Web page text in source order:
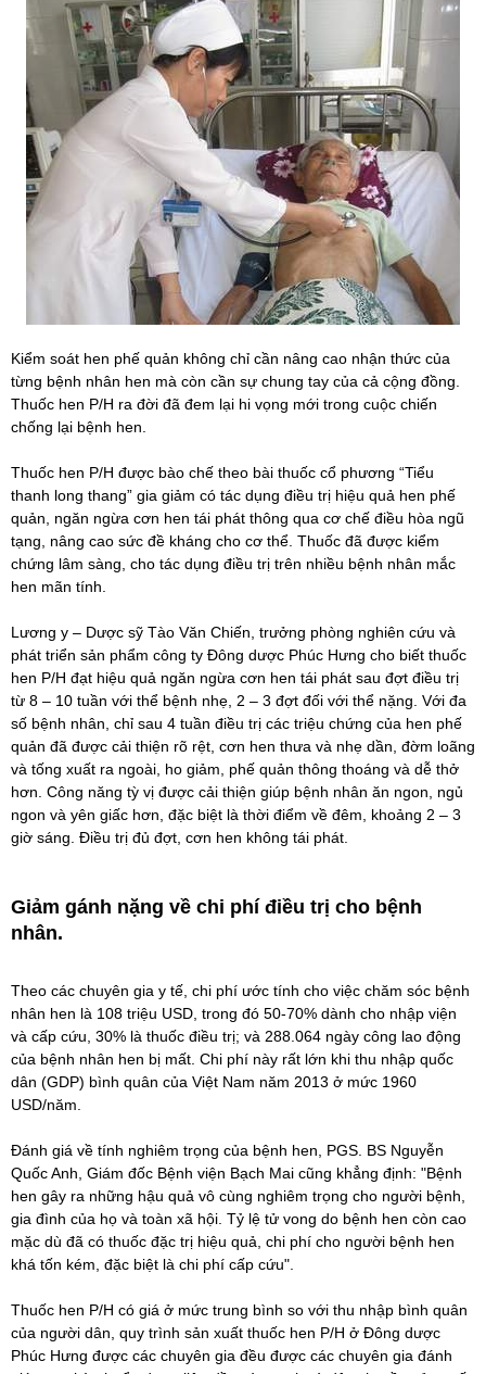
Kiểm soát hen phế quản không chỉ cần nâng cao nhận thức của
từng bệnh nhân hen mà còn cần sự chung tay của cả cộng đồng.
Thuốc hen P/H ra đời đã đem lại hi vọng mới trong cuộc chiến
chống lại bệnh hen.
Thuốc hen P/H được bào chế theo bài thuốc cổ phương “Tiểu
thanh long thang” gia giảm có tác dụng điều trị hiệu quả hen phế
quản, ngăn ngừa cơn hen tái phát thông qua cơ chế điều hòa ngũ
tạng, nâng cao sức đề kháng cho cơ thể. Thuốc đã được kiểm
chứng lâm sàng, cho tác dụng điều trị trên nhiều bệnh nhân mắc
hen mãn tính.
Lương y – Dược sỹ Tào Văn Chiến, trưởng phòng nghiên cứu và
phát triển sản phẩm công ty Đông dược Phúc Hưng cho biết thuốc
hen P/H đạt hiệu quả ngăn ngừa cơn hen tái phát sau đợt điều trị
từ 8 – 10 tuần với thể bệnh nhẹ, 2 – 3 đợt đối với thể nặng. Với đa
số bệnh nhân, chỉ sau 4 tuần điều trị các triệu chứng của hen phế
quản đã được cải thiện rõ rệt, cơn hen thưa và nhẹ dần, đờm loãng
và tống xuất ra ngoài, ho giảm, phế quản thông thoáng và dễ thở
hơn. Công năng tỳ vị được cải thiện giúp bệnh nhân ăn ngon, ngủ
ngon và yên giấc hơn, đặc biệt là thời điểm về đêm, khoảng 2 – 3
giờ sáng. Điều trị đủ đợt, cơn hen không tái phát.
Giảm gánh nặng về chi phí điều trị cho bệnh
nhân.
Theo các chuyên gia y tế, chi phí ước tính cho việc chăm sóc bệnh
nhân hen là 108 triệu USD, trong đó 50-70% dành cho nhập viện
và cấp cứu, 30% là thuốc điều trị; và 288.064 ngày công lao động
của bệnh nhân hen bị mất. Chi phí này rất lớn khi thu nhập quốc
dân (GDP) bình quân của Việt Nam năm 2013 ở mức 1960
USD/năm.
Đánh giá về tính nghiêm trọng của bệnh hen, PGS. BS Nguyễn
Quốc Anh, Giám đốc Bệnh viện Bạch Mai cũng khẳng định: "Bệnh
hen gây ra những hậu quả vô cùng nghiêm trọng cho người bệnh,
gia đình của họ và toàn xã hội. Tỷ lệ tử vong do bệnh hen còn cao
mặc dù đã có thuốc đặc trị hiệu quả, chi phí cho người bệnh hen
khá tốn kém, đặc biệt là chi phí cấp cứu".
Thuốc hen P/H có giá ở mức trung bình so với thu nhập bình quân
của người dân, quy trình sản xuất thuốc hen P/H ở Đông dược
Phúc Hưng được các chuyên gia đều được các chuyên gia đánh